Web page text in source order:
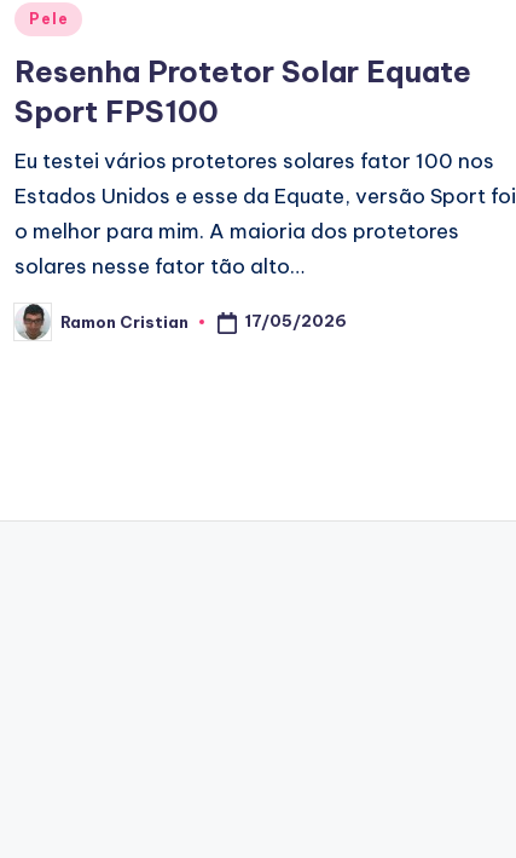
Posted
Pele
Resenha Protetor Solar Equate
Sport FPS100
Eu testei vários protetores solares fator 100 nos
Estados Unidos e esse da Equate, versão Sport foi
o melhor para mim. A maioria dos protetores
solares nesse fator tão alto…
Posted
by
Ramon Cristian 17/05/2026